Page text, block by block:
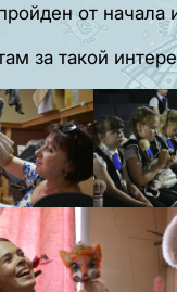
от начала
за такой